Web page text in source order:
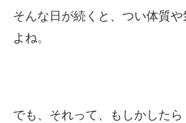
そんな日が続くと、つい体質
よね。
でも、それって、もしかしたら